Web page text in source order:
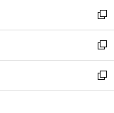
く
で
開
く
ィ
ン
ド
ウ
で
開
い
ウ
ィ
ン
ド
ウ
新
し
い
ウ
ィ
ン
新
し
い
ウ
新
し